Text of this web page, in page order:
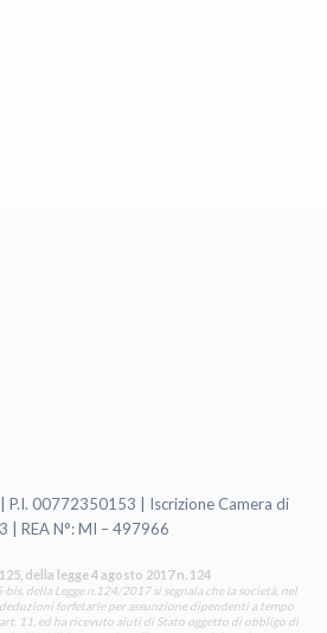
P.I. 00772350153 | Iscrizione Camera di
REA N°: MI – 497966
della legge 4 agosto 2017 n. 124
della Legge n.124/2017 si segnala che la società, nel
forfetarie per assunzione dipendenti a tempo
11, ed ha ricevuto aiuti di Stato oggetto di obbligo di